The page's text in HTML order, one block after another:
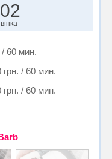
/ 60 мин.
грн. / 60 мин.
грн. / 60 мин.